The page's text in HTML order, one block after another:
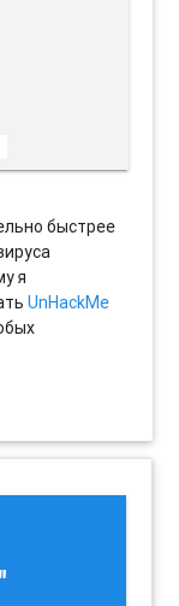
быстрее
я
UnHackMe